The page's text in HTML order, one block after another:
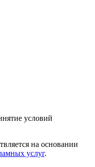
условий
на основании
услуг.